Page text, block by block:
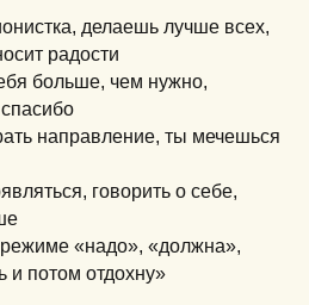
, делаешь лучше всех,
радости
больше, чем нужно,
направление, ты мечешься
говорить о себе,
«надо», «должна»,
и потом отдохну»